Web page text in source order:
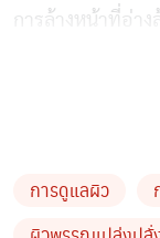
การล้างหน้าที่อ่า
ฝักบัว) คือคุณสา
อ่างล้างหน้าจะห
การดูแลผิว